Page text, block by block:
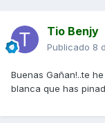
Tio Benjy
Publicado 8
Buenas Gañan!..te
blanca que has